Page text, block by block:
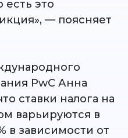
есть это
— поясняет
PwC Анна
ставки налога на
варьируются в
в зависимости от